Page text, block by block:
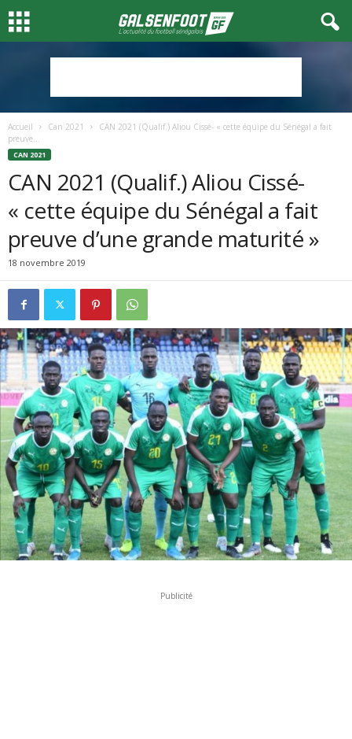
Accueil Can 2021
CAN 2021 (Qualif.) Aliou Cissé- « cette équipe du Sénégal a fait
preuve...
CAN 2021
CAN 2021 (Qualif.) Aliou Cissé-
« cette équipe du Sénégal a fait
preuve d’une grande maturité »
18 novembre 2019
Publicité